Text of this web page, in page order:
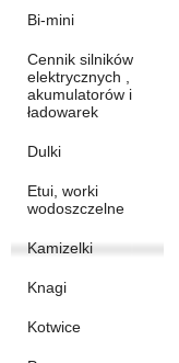
Bi-mini
Cennik silników
elektrycznych ,
akumulatorów i
ładowarek
Dulki
Etui, worki
wodoszczelne
Kamizelki
Knagi
Kotwice